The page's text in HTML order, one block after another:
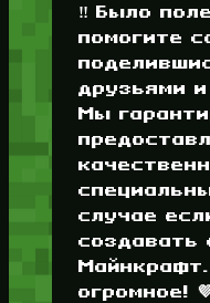
‼️ Было
помогите
друзьями
Мы
случае
создавать
огромное!